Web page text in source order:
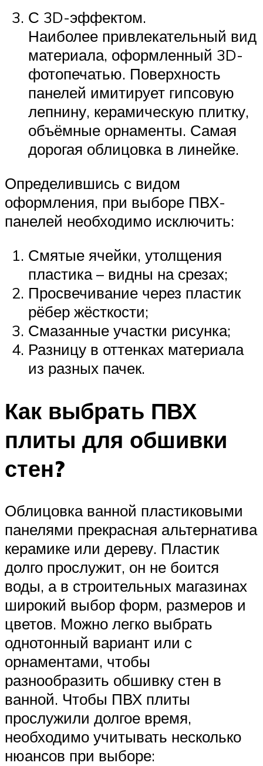
С 3D-эффектом.
Наиболее привлекательный вид
материала, оформленный 3D-
фотопечатью. Поверхность
панелей имитирует гипсовую
лепнину, керамическую плитку,
объёмные орнаменты. Самая
дорогая облицовка в линейке.
Определившись с видом
оформления, при выборе ПВХ-
панелей необходимо исключить:
Смятые ячейки, утолщения
пластика – видны на срезах;
Просвечивание через пластик
рёбер жёсткости;
Смазанные участки рисунка;
Разницу в оттенках материала
из разных пачек.
Как выбрать ПВХ
плиты для обшивки
стен?
Облицовка ванной пластиковыми
панелями прекрасная альтернатива
керамике или дереву. Пластик
долго прослужит, он не боится
воды, а в строительных магазинах
широкий выбор форм, размеров и
цветов. Можно легко выбрать
однотонный вариант или с
орнаментами, чтобы
разнообразить обшивку стен в
ванной. Чтобы ПВХ плиты
прослужили долгое время,
необходимо учитывать несколько
нюансов при выборе: